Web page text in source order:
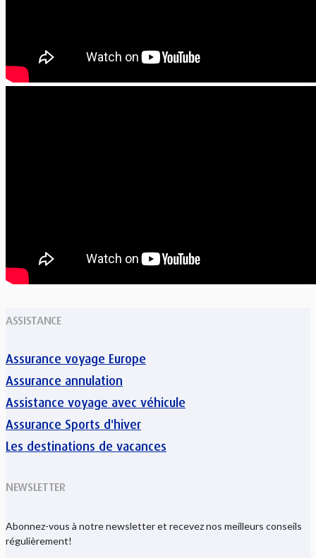
ASSISTANCE
Assurance voyage Europe
Assurance annulation
Assistance voyage avec véhicule
Assurance Sports d'hiver
Les destinations de vacances
NEWSLETTER
Abonnez-vous à notre newsletter et recevez nos meilleurs conseils
régulièrement!